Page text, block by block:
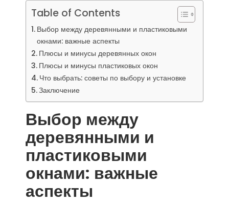
Table of Contents
Выбор между деревянными и пластиковыми
окнами: важные аспекты
Плюсы и минусы деревянных окон
Плюсы и минусы пластиковых окон
Что выбрать: советы по выбору и установке
Заключение
Выбор между
деревянными и
пластиковыми
окнами: важные
аспекты